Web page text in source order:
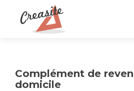
Complément de
domicile